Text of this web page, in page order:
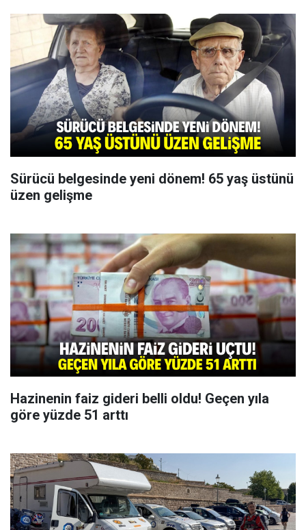
Sürücü belgesinde yeni dönem! 65 yaş üstünü
üzen gelişme
Hazinenin faiz gideri belli oldu! Geçen yıla
göre yüzde 51 arttı